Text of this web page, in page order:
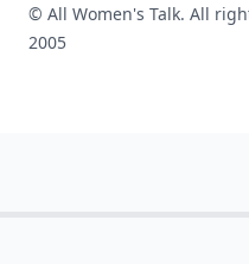
© All Women's Talk. All
2005